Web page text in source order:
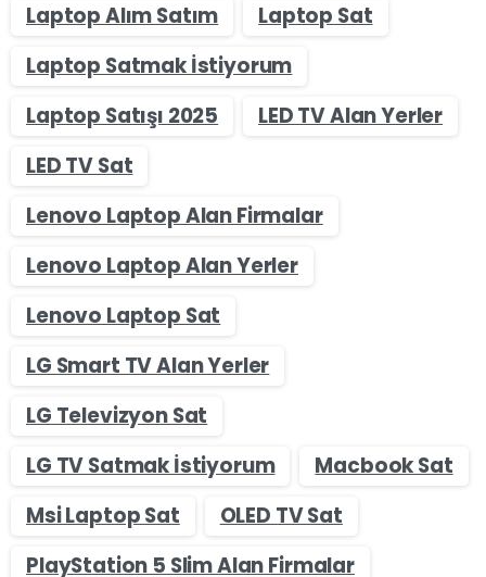
Laptop Alım Satım
Laptop Sat
Laptop Satmak İstiyorum
Laptop Satışı 2025
LED TV Alan Yerler
LED TV Sat
Lenovo Laptop Alan Firmalar
Lenovo Laptop Alan Yerler
Lenovo Laptop Sat
LG Smart TV Alan Yerler
LG Televizyon Sat
LG TV Satmak İstiyorum
Macbook Sat
Msi Laptop Sat
OLED TV Sat
PlayStation 5 Slim Alan Firmalar